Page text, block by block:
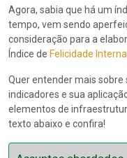
Agora, sabia que há um
tempo, vem sendo
consideração para a
Índice de Felicidade
Quer entender mais sobre
indicadores e sua
elementos de
texto abaixo e confira!